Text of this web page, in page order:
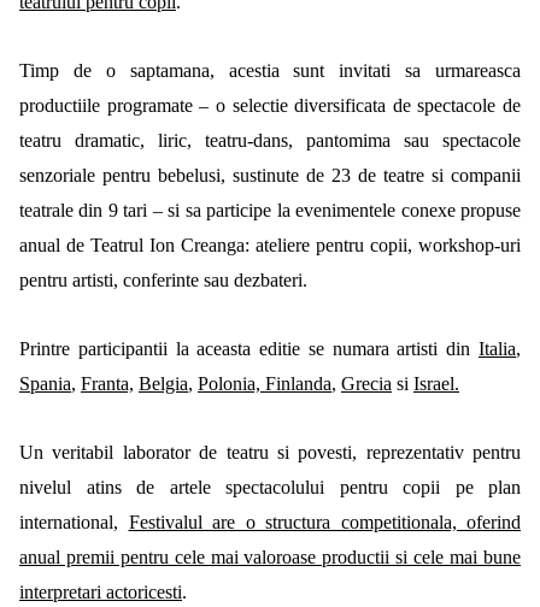
Timp de o saptamana, acestia sunt invitati sa urmareasca
productiile programate – o selectie diversificata de spectacole de
teatru dramatic, liric, teatru-dans, pantomima sau spectacole
senzoriale pentru bebelusi, sustinute de 23 de teatre si companii
teatrale din 9 tari – si sa participe la evenimentele conexe propuse
anual de Teatrul Ion Creanga: ateliere pentru copii, workshop-uri
pentru artisti, conferinte sau dezbateri.
Printre participantii la aceasta editie se numara artisti din Italia,
Spania, Franta, Belgia, Polonia, Finlanda, Grecia si Israel.
Un veritabil laborator de teatru si povesti, reprezentativ pentru
nivelul atins de artele spectacolului pentru copii pe plan
international, Festivalul are o structura competitionala, oferind
anual premii pentru cele mai valoroase productii si cele mai bune
interpretari actoricesti.